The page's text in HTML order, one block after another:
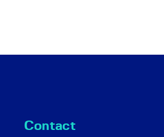
Contact